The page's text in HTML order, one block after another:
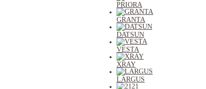
PRIORA
GRANTA
DATSUN
VESTA
XRAY
LARGUS